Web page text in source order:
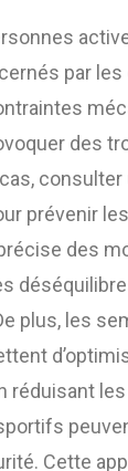
par les
des
consulter
prévenir
des
plus, les
réduisant
Cette